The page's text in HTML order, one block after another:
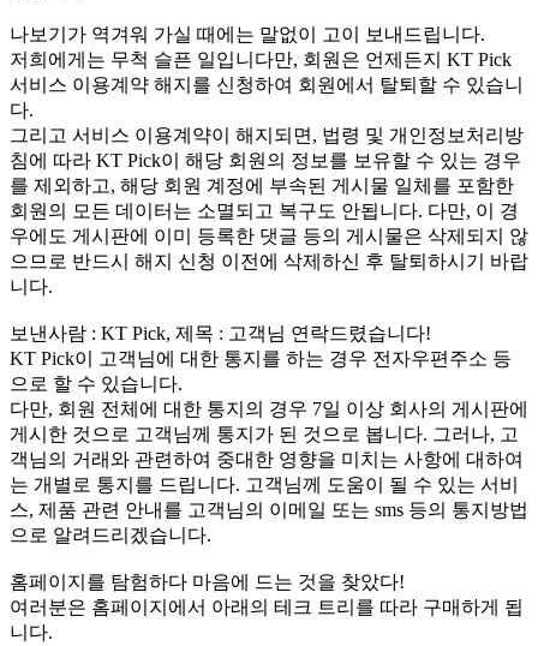
나보기가 역겨워 가실 때에는 말없이 고이 보내드립니다.
저희에게는 무척 슬픈 일입니다만, 회원은 언제든지 KT Pick
서비스 이용계약 해지를 신청하여 회원에서 탈퇴할 수 있습니
다.
그리고 서비스 이용계약이 해지되면, 법령 및 개인정보처리방
침에 따라 KT Pick이 해당 회원의 정보를 보유할 수 있는 경우
를 제외하고, 해당 회원 계정에 부속된 게시물 일체를 포함한
회원의 모든 데이터는 소멸되고 복구도 안됩니다. 다만, 이 경
우에도 게시판에 이미 등록한 댓글 등의 게시물은 삭제되지 않
으므로 반드시 해지 신청 이전에 삭제하신 후 탈퇴하시기 바랍
니다.
보낸사람 : KT Pick, 제목 : 고객님 연락드렸습니다!
KT Pick이 고객님에 대한 통지를 하는 경우 전자우편주소 등
으로 할 수 있습니다.
다만, 회원 전체에 대한 통지의 경우 7일 이상 회사의 게시판에
게시한 것으로 고객님께 통지가 된 것으로 봅니다. 그러나, 고
객님의 거래와 관련하여 중대한 영향을 미치는 사항에 대하여
는 개별로 통지를 드립니다. 고객님께 도움이 될 수 있는 서비
스, 제품 관련 안내를 고객님의 이메일 또는 sms 등의 통지방법
으로 알려드리겠습니다.
홈페이지를 탐험하다 마음에 드는 것을 찾았다!
여러분은 홈페이지에서 아래의 테크 트리를 따라 구매하게 됩
니다.